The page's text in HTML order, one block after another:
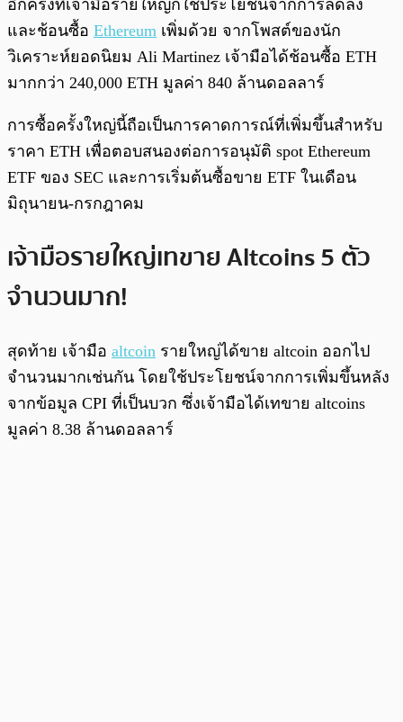
อีกครั้งที่เจ้ามือรายใหญ่ก็ใช้ประโยชน์จากการลดลง
และช้อนซื้อ Ethereum เพิ่มด้วย จากโพสต์ของนัก
วิเคราะห์ยอดนิยม Ali Martinez เจ้ามือได้ช้อนซื้อ ETH
มากกว่า 240,000 ETH มูลค่า 840 ล้านดอลลาร์
การซื้อครั้งใหญ่นี้ถือเป็นการคาดการณ์ที่เพิ่มขึ้นสำหรับ
ราคา ETH เพื่อตอบสนองต่อการอนุมัติ spot Ethereum
ETF ของ SEC และการเริ่มต้นซื้อขาย ETF ในเดือน
มิถุนายน-กรกฎาคม
เจ้ามือรายใหญ่เทขาย Altcoins 5 ตัว
จำนวนมาก!
สุดท้าย เจ้ามือ altcoin รายใหญ่ได้ขาย altcoin ออกไป
จำนวนมากเช่นกัน โดยใช้ประโยชน์จากการเพิ่มขึ้นหลัง
จากข้อมูล CPI ที่เป็นบวก ซึ่งเจ้ามือได้เทขาย altcoins
มูลค่า 8.38 ล้านดอลลาร์